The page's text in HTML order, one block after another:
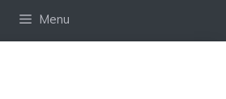
Menu